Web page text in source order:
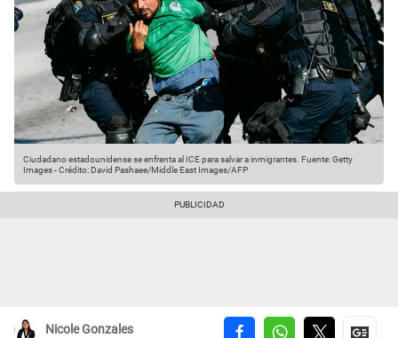
Ciudadano estadounidense se enfrenta al ICE para salvar a inmigrantes. Fuente: Getty
Images-Crédito: David Pashaee/Middle East Images/AFP
Nicole Gonzales